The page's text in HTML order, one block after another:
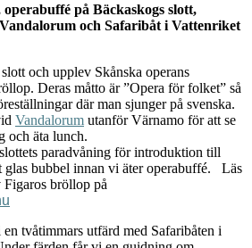
på Bäckaskogs slott,
och Safaribåt i Vattenriket
och upplev Skånska operans
Deras måtto är ”Opera för folket” så
där man sjunger på svenska.
Vandalorum utanför Värnamo för att se
och äta lunch.
paradvåning för introduktion till
glas bubbel innan vi äter operabuffé. Läs
Figaros bröllop på
tvåtimmars utfärd med Safaribåten i